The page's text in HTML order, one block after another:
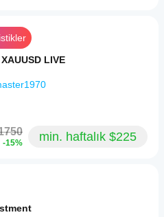
LIVE
-15% min. haftalık $225